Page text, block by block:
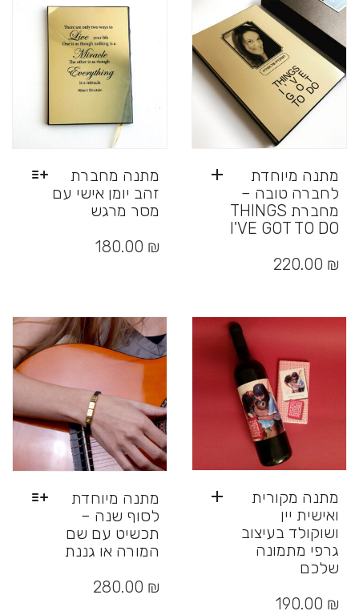
האפשרויות
את
האפשרויות
בעמוד
המוצר
מתנה מחברת
זהב יומן אישי עם
מסר מרגש
זה
לבחור
את
האפשרויות
בעמוד
המוצר
180.00 ₪
מתנה מיוחדת
לחברה טובה –
מחברת THINGS
I'VE GOT TO DO
220.00 ₪
מתנה מיוחדת
לסוף שנה –
תכשיט עם שם
המורה או גננת
זה 280.00 ₪
מתנה מקורית
ואישית יין
ושוקולד בעיצוב
גרפי מתמונה
שלכם
190.00 ₪